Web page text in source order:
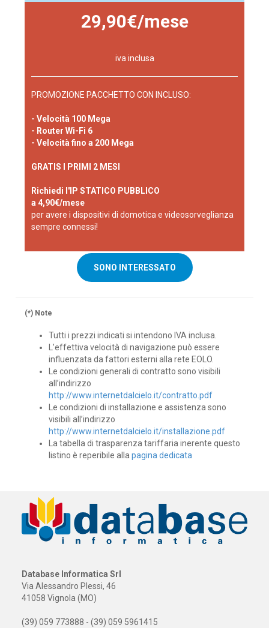
29,90€/mese
iva inclusa
PROMOZIONE PACCHETTO CON INCLUSO:
- Velocità 100 Mega
- Router Wi-Fi 6
- Velocità fino a 200 Mega
GRATIS I PRIMI 2 MESI
Richiedi l'IP STATICO PUBBLICO
a 4,90€/mese
per avere i dispositivi di domotica e videosorveglianza
sempre connessi!
SONO INTERESSATO
(*) Note
Tutti i prezzi indicati si intendono IVA inclusa.
L’effettiva velocità di navigazione può essere
influenzata da fattori esterni alla rete EOLO.
Le condizioni generali di contratto sono visibili
all’indirizzo
http://www.internetdalcielo.it/contratto.pdf
Le condizioni di installazione e assistenza sono
visibili all’indirizzo
http://www.internetdalcielo.it/installazione.pdf
La tabella di trasparenza tariffaria inerente questo
listino è reperibile allapagina dedicata
Database Informatica Srl
Via Alessandro Plessi, 46
41058 Vignola (MO)
(39) 059 773888 - (39) 059 5961415